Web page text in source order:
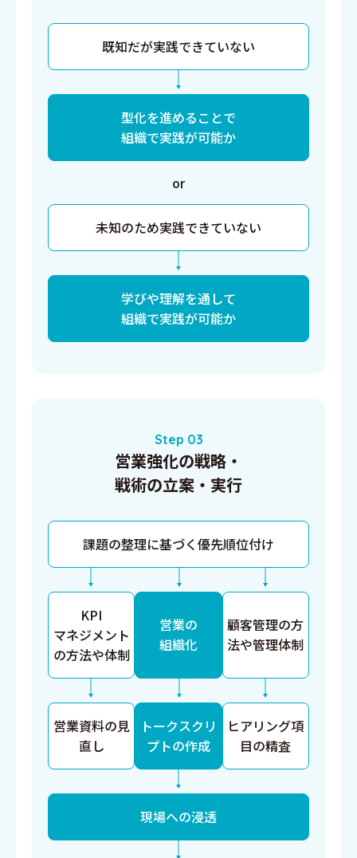
既知だが実践できていない
型化を進めることで
組織で実践が可能か
or
未知のため実践できていない
学びや理解を通して
組織で実践が可能か
Step 03
営業強化の戦略・
戦術の立案・実行
課題の整理に基づく優先順位付け
KPI
マネジメント
の方法や体制
営業の
組織化
顧客管理の方
法や管理体制
営業資料の見
直し
トークスクリ
プトの作成
ヒアリング項
目の精査
現場への浸透